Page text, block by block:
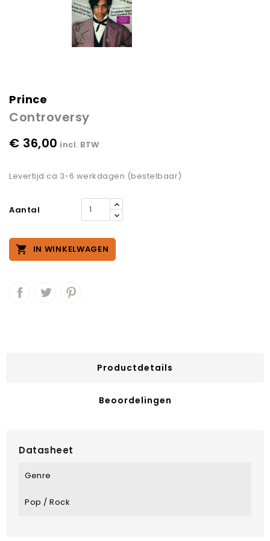
Prince
Controversy
€ 36,00 incl. BTW
Levertijd ca 3-6 werkdagen (bestelbaar)
Aantal
 IN WINKELWAGEN
Productdetails
Beoordelingen
Datasheet
Genre
Pop / Rock